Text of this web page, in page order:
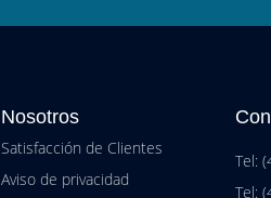
Nosotros
Satisfacción de Clientes
Aviso de privacidad
Tel:
Tel: